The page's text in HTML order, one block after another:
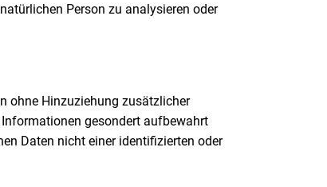
Person zu analysieren oder
ohne Hinzuziehung zusätzlicher
gesondert aufbewahrt
Daten nicht einer identifizierten oder